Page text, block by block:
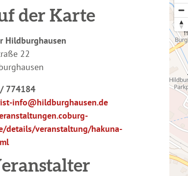
der Karte
Hildburghausen
22
774184
info@hildburghausen.de
details/veranstaltung/hakuna-